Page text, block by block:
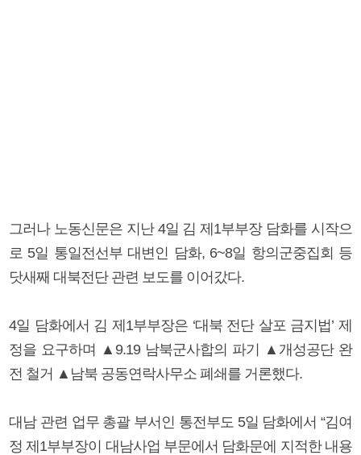
그러나 노동신문은 지난 4일 김 제1부부장 담화를 시작으
로 5일 통일전선부 대변인 담화, 6~8일 항의군중집회 등
닷새째 대북전단 관련 보도를 이어갔다.
4일 담화에서 김 제1부부장은 ‘대북 전단 살포 금지법’ 제
정을 요구하며 ▲9.19 남북군사합의 파기 ▲개성공단 완
전 철거 ▲남북 공동연락사무소 폐쇄를 거론했다.
대남 관련 업무 총괄 부서인 통전부도 5일 담화에서 “김여
정 제1부부장이 대남사업 부문에서 담화문에 지적한 내용